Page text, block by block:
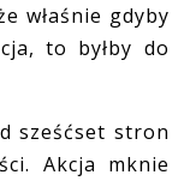
właśnie gdyby
to byłby do
sześćset stron
Akcja mknie